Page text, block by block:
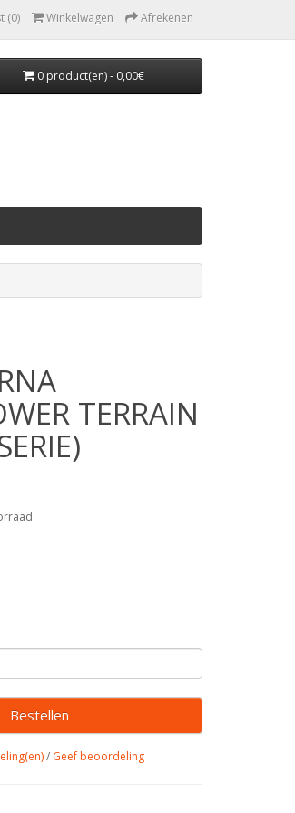
(0) Winkelwagen Afrekenen
0 product(en) - 0,00€
TERRAIN
Bestellen
/ Geef beoordeling